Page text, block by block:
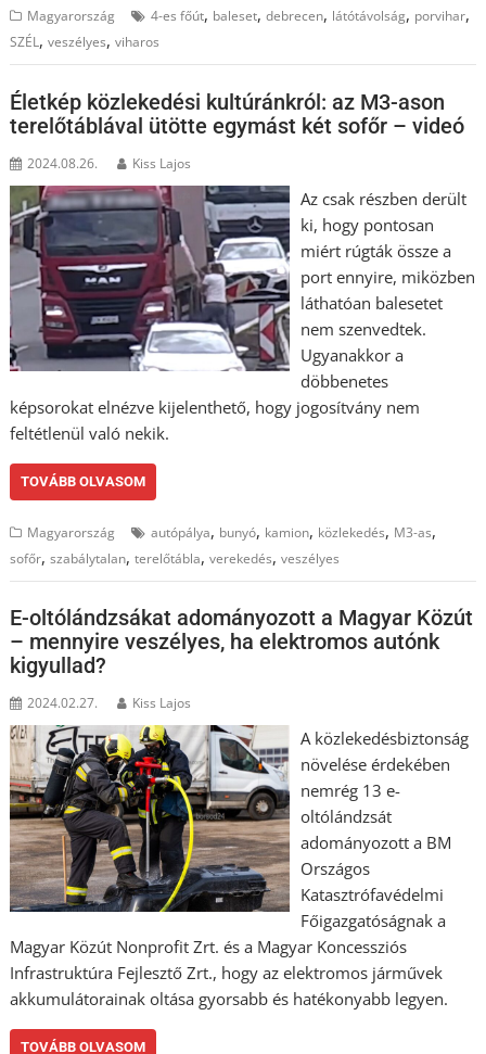
Magyarország 4-es főút, baleset,debrecen, látótávolság, porvihar,
SZÉL,veszélyes,viharos
Életkép közlekedési kultúránkról: az M3-ason
terelőtáblával ütötte egymást két sofőr – videó
2024.08.26. Kiss Lajos
Az csak részben derült
ki, hogy pontosan
miért rúgták össze a
port ennyire, miközben
láthatóan balesetet
nem szenvedtek.
Ugyanakkor a
döbbenetes
képsorokat elnézve kijelenthető, hogy jogosítvány nem
feltétlenül való nekik.
TOVÁBB OLVASOM
Magyarország autópálya, bunyó, kamion, közlekedés, M3-as,
sofőr,szabálytalan,terelőtábla,verekedés,veszélyes
E-oltólándzsákat adományozott a Magyar Közút
– mennyire veszélyes, ha elektromos autónk
kigyullad?
2024.02.27. Kiss Lajos
A közlekedésbiztonság
növelése érdekében
nemrég 13 e-
oltólándzsát
adományozott a BM
Országos
Katasztrófavédelmi
Főigazgatóságnak a
Magyar Közút Nonprofit Zrt. és a Magyar Koncessziós
Infrastruktúra Fejlesztő Zrt., hogy az elektromos járművek
akkumulátorainak oltása gyorsabb és hatékonyabb legyen.
TOVÁBB OLVASOM